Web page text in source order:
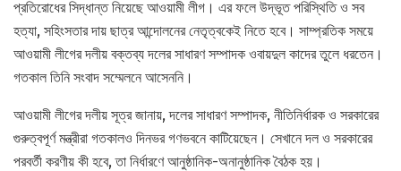
প্রতিরোধের সিদ্ধান্ত নিয়েছে আওয়ামী লীগ। এর ফলে উদ্ভূত পরিস্থিতি ও সব
হত্যা, সহিংসতার দায় ছাত্র আন্দোলনের নেতৃত্বকেই নিতে হবে। সাম্প্রতিক সময়ে
আওয়ামী লীগের দলীয় বক্তব্য দলের সাধারণ সম্পাদক ওবায়দুল কাদের তুলে ধরতেন।
গতকাল তিনি সংবাদ সম্মেলনে আসেননি।
আওয়ামী লীগের দলীয় সূত্র জানায়, দলের সাধারণ সম্পাদক, নীতিনির্ধারক ও সরকারের
গুরুত্বপূর্ণ মন্ত্রীরা গতকালও দিনভর গণভবনে কাটিয়েছেন। সেখানে দল ও সরকারের
পরবর্তী করণীয় কী হবে, তা নির্ধারণে আনুষ্ঠানিক-অনানুষ্ঠানিক বৈঠক হয়।